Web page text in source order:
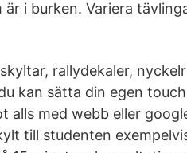
i burken. Variera
rallydekaler,
kan sätta din egen
alls med webb eller
till studenten